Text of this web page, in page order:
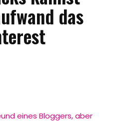
das
eines Bloggers, aber